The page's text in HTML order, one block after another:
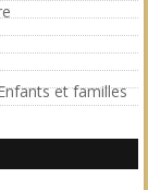
et familles